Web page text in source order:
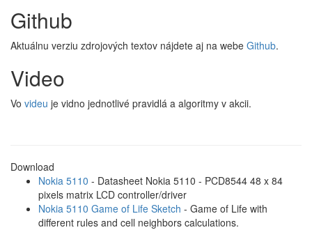
Github
Aktuálnu verziu zdrojových textov nájdete aj na webe Github.
Video
Vo videu je vidno jednotlivé pravidlá a algoritmy v akcii.
Download
Nokia 5110 - Datasheet Nokia 5110 - PCD8544 48 x 84
pixels matrix LCD controller/driver
Nokia 5110 Game of Life Sketch - Game of Life with
different rules and cell neighbors calculations.